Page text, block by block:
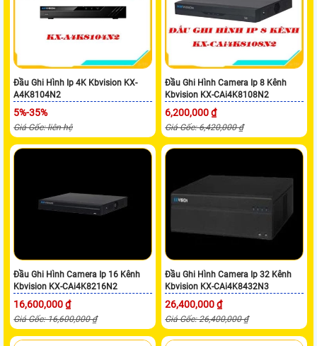
Đầu Ghi Hình Ip 4K Kbvision KX-
A4K8104N2
5%-35%
Giá Gốc: liên hệ
Đầu Ghi Hình Camera Ip 8 Kênh
Kbvision KX-CAi4K8108N2
6,200,000 ₫
Giá Gốc: 6,420,000 ₫
Đầu Ghi Hình Camera Ip 16 Kênh
Kbvision KX-CAi4K8216N2
16,600,000 ₫
Giá Gốc: 16,600,000 ₫
Đầu Ghi Hình Camera Ip 32 Kênh
Kbvision KX-CAi4K8432N3
26,400,000 ₫
Giá Gốc: 26,400,000 ₫